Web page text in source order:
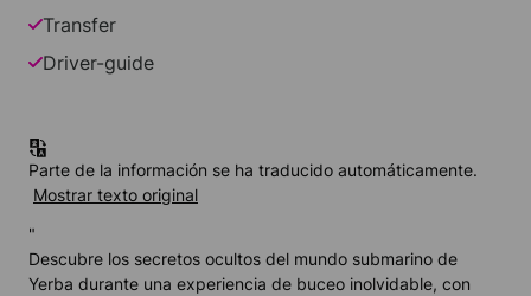
Transfer
Driver-guide
Parte de la información se ha traducido automáticamente.
Mostrar texto original
"
Descubre los secretos ocultos del mundo submarino de
Yerba durante una experiencia de buceo inolvidable, con